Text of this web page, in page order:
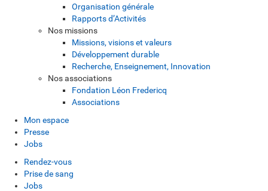
Organisation générale
Rapports d’Activités
Nos missions
Missions, visions et valeurs
Développement durable
Recherche, Enseignement, Innovation
Nos associations
Fondation Léon Fredericq
Associations
Mon espace
Presse
Jobs
Rendez-vous
Prise de sang
Jobs